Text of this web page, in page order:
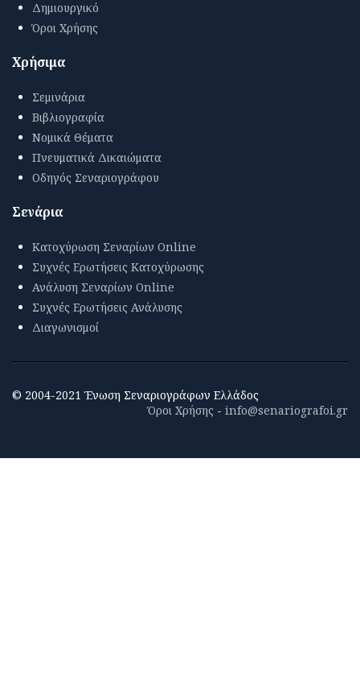
Δημιουργικό
Όροι Χρήσης
Χρήσιμα
Σεμινάρια
Βιβλιογραφία
Νομικά Θέματα
Πνευματικά Δικαιώματα
Οδηγός Σεναριογράφου
Σενάρια
Κατοχύρωση Σεναρίων Online
Συχνές Ερωτήσεις Κατοχύρωσης
Ανάλυση Σεναρίων Online
Συχνές Ερωτήσεις Ανάλυσης
Διαγωνισμοί
© 2004-2021 Ένωση Σεναριογράφων Ελλάδος
Όροι Χρήσης - info@senariografoi.gr